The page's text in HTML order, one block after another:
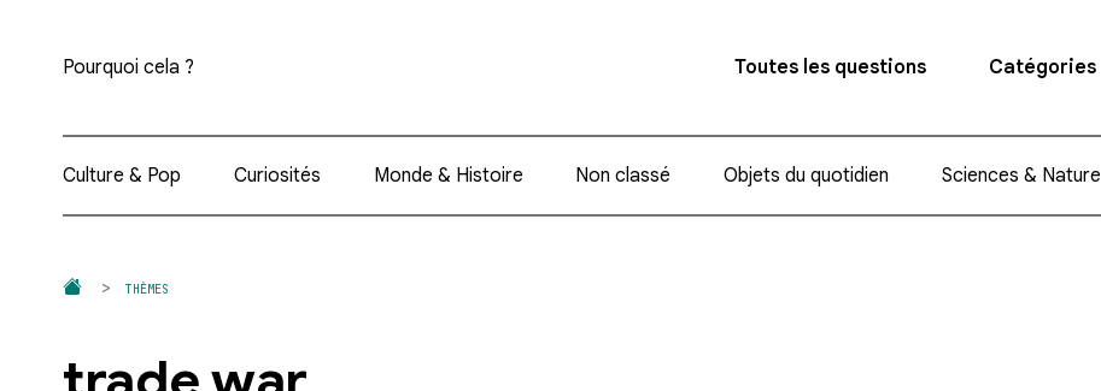
Pourquoi cela ? Toutes les questions Catégories
Culture & Pop Curiosités Monde & Histoire Non classé Objets du quotidien Sciences & Nature
THÈMES